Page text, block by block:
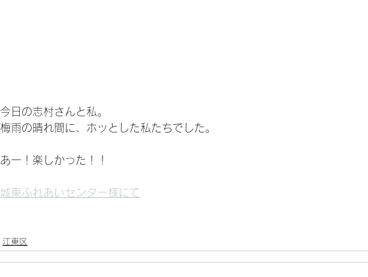
今日の志村さんと私。
梅雨の晴れ間に、ホッとした私たちでした。
あー！楽しかった！！
城東ふれあいセンター様にて
江東区